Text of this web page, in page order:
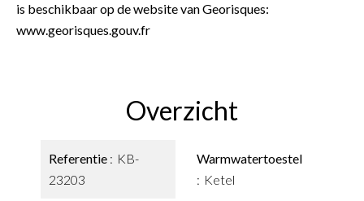
is beschikbaar op de website van Georisques:
www.georisques.gouv.fr
Overzicht
Referentie
KB-
23203
Warmwatertoestel
Ketel